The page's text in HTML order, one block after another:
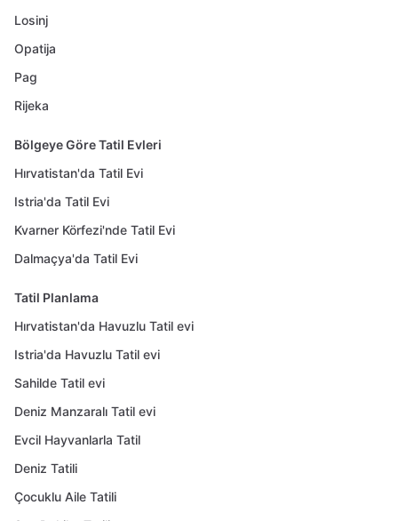
Losinj
Opatija
Pag
Rijeka
Bölgeye Göre Tatil Evleri
Hırvatistan'da Tatil Evi
Istria'da Tatil Evi
Kvarner Körfezi'nde Tatil Evi
Dalmaçya'da Tatil Evi
Tatil Planlama
Hırvatistan'da Havuzlu Tatil evi
Istria'da Havuzlu Tatil evi
Sahilde Tatil evi
Deniz Manzaralı Tatil evi
Evcil Hayvanlarla Tatil
Deniz Tatili
Çocuklu Aile Tatili